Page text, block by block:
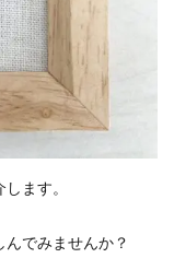
ます。
でみませんか？